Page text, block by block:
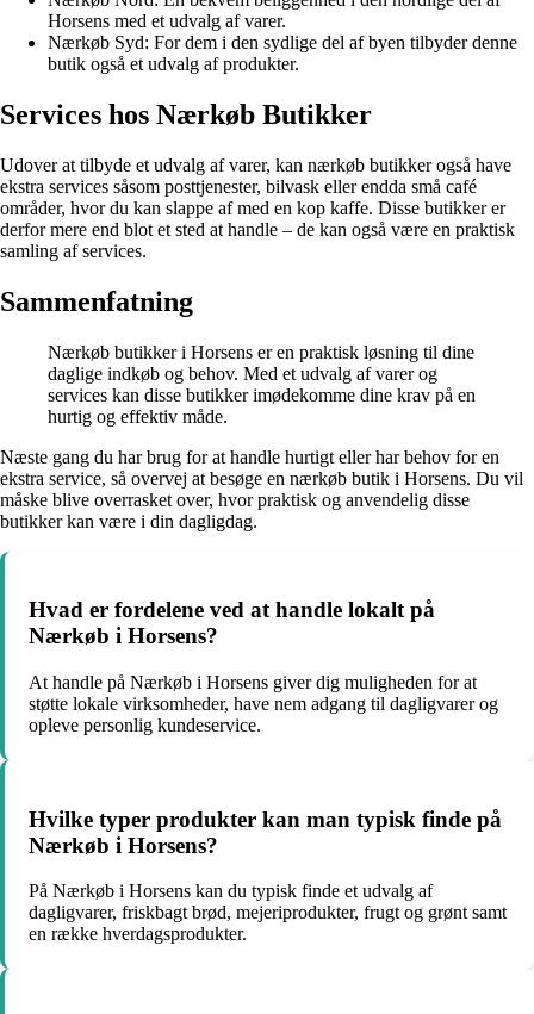
Horsens med et udvalg af varer.
Nærkøb Syd: For dem i den sydlige del af byen tilbyder denne
butik også et udvalg af produkter.
Services hos Nærkøb Butikker
Udover at tilbyde et udvalg af varer, kan nærkøb butikker også have
ekstra services såsom posttjenester, bilvask eller endda små café
områder, hvor du kan slappe af med en kop kaffe. Disse butikker er
derfor mere end blot et sted at handle – de kan også være en praktisk
samling af services.
Sammenfatning
Nærkøb butikker i Horsens er en praktisk løsning til dine
daglige indkøb og behov. Med et udvalg af varer og
services kan disse butikker imødekomme dine krav på en
hurtig og effektiv måde.
Næste gang du har brug for at handle hurtigt eller har behov for en
ekstra service, så overvej at besøge en nærkøb butik i Horsens. Du vil
måske blive overrasket over, hvor praktisk og anvendelig disse
butikker kan være i din dagligdag.
Hvad er fordelene ved at handle lokalt på
Nærkøb i Horsens?
At handle på Nærkøb i Horsens giver dig muligheden for at
støtte lokale virksomheder, have nem adgang til dagligvarer og
opleve personlig kundeservice.
Hvilke typer produkter kan man typisk finde på
Nærkøb i Horsens?
På Nærkøb i Horsens kan du typisk finde et udvalg af
dagligvarer, friskbagt brød, mejeriprodukter, frugt og grønt samt
en række hverdagsprodukter.